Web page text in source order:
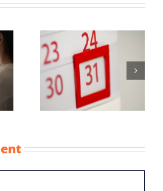
Maximum
uurprijzen
2022